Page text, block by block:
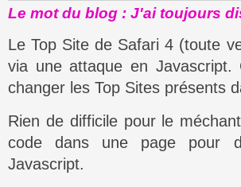
Le mot du blog : J'ai toujours
Le Top Site de Safari 4 (toute
via une attaque en
changer les Top Sites présents
Rien de difficile pour le
code dans une page pour
Javascript.